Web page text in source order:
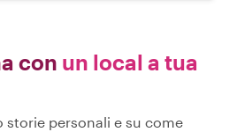
con un local a tua
storie personali e su come